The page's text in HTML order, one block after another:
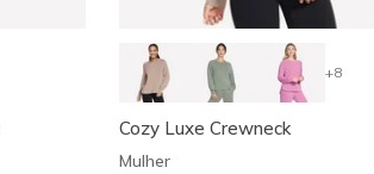
+8
Cozy Luxe Crewneck
Mulher